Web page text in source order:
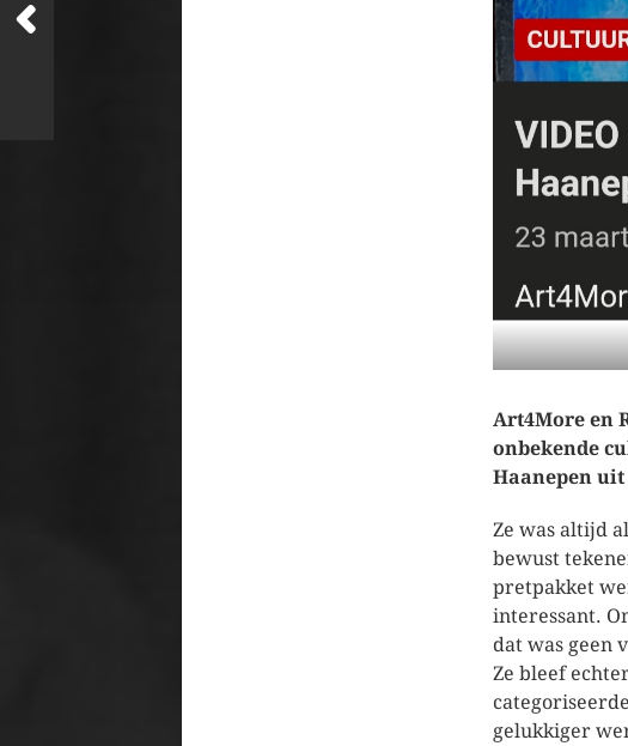
Art4More en
onbekende
Haanepen uit
Ze was altijd
bewust
pretpakket
interessant.
dat was geen
Ze bleef
gelukkiger